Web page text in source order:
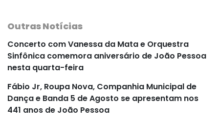
Outras Notícias
Concerto com Vanessa da Mata e Orquestra
Sinfônica comemora aniversário de João Pessoa
nesta quarta-feira
Fábio Jr, Roupa Nova, Companhia Municipal de
Dança e Banda 5 de Agosto se apresentam nos
441 anos de João Pessoa